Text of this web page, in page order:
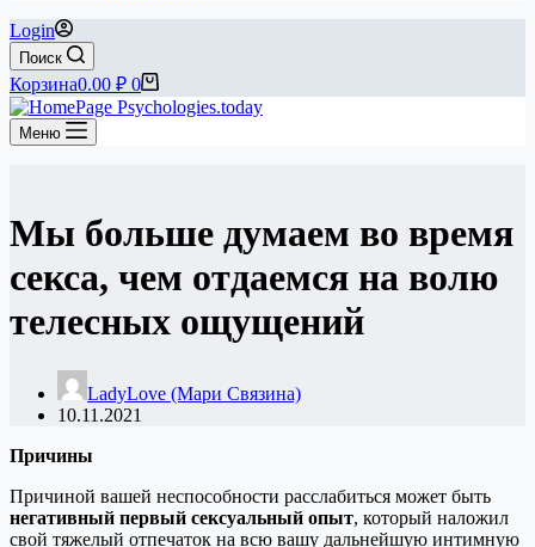
Login
Поиск
Корзина0.00 ₽ 0
Меню
Мы больше думаем во время
секса, чем отдаемся на волю
телесных ощущений
LadyLove (Мари Связина)
10.11.2021
Причины
Причиной вашей неспособности расслабиться может быть
негативный первый сексуальный опыт, который наложил
свой тяжелый отпечаток на всю вашу дальнейшую интимную